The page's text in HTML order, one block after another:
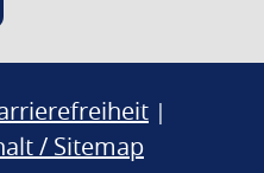
|
/ Sitemap